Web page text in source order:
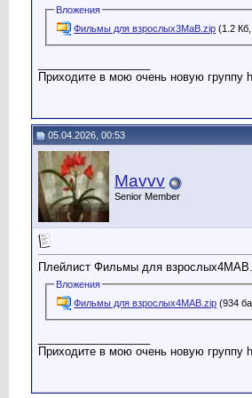
Вложения
Фильмы для взрослых3МаВ.zip (1.2
Приходите в мою очень новую группу
05.04.2026, 00:53
Mavvv
Senior Member
Плейлист Фильмы для взрослых4МАВ.
Вложения
Фильмы для взрослых4МАВ.zip (934
Приходите в мою очень новую группу